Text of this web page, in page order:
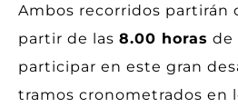
Ambos recorridos partirán
partir de las 8.00 horas de
participar en este gran
tramos cronometrados en